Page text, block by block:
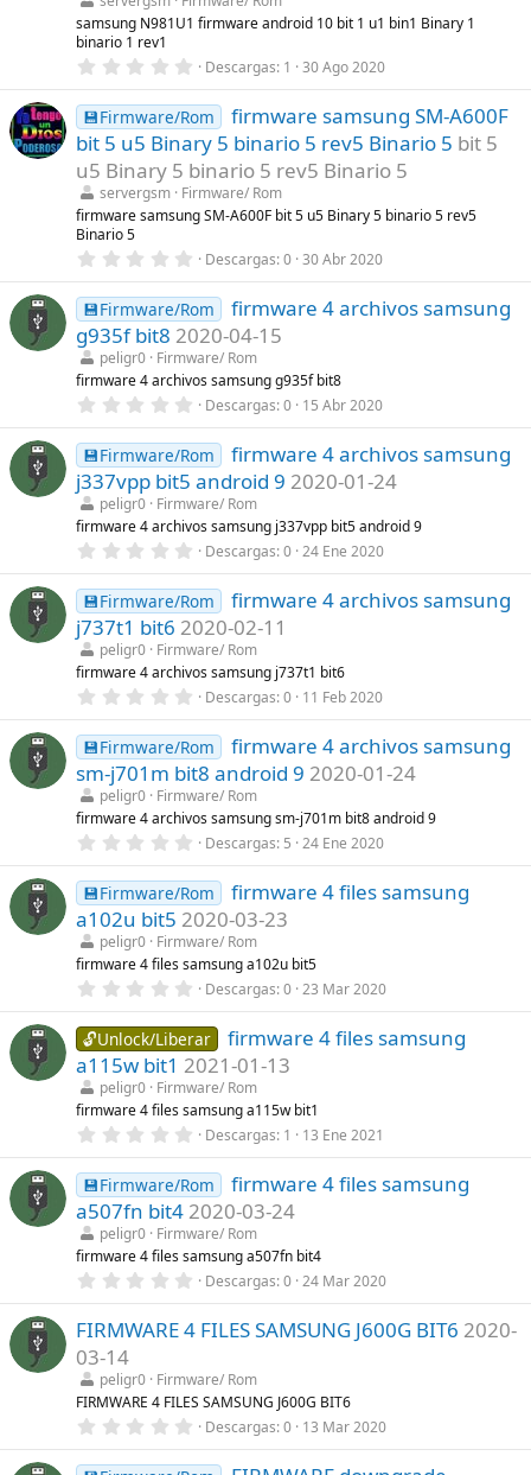
e
s
)
samsung N981U1 firmware android 10 bit 1 u1 bin1 Binary 1
binario 1 rev1
0
0
0
e
s
t
r
e
l
l
s
)
Descargas 1 30 Ago 2020
💾Firmware/Rom
firmware samsung SM-A600F
bit 5 u5 Binary 5 binario 5 rev5 Binario 5 bit 5
u5 Binary 5 binario 5 rev5 Binario 5
servergsm Firmware/ Rom
firmware samsung SM-A600F bit 5 u5 Binary 5 binario 5 rev5
Binario 5
0
0
0
e
s
t
r
e
l
a
(
s
)
Descargas 0 30 Abr 2020
💾Firmware/Rom
firmware 4 archivos samsung
g935f bit8 2020-04-15
peligr0 Firmware/ Rom
firmware 4 archivos samsung g935f bit8
0
0
0
e
s
t
r
e
l
a
(
s
)
Descargas 0 15 Abr 2020
💾Firmware/Rom
firmware 4 archivos samsung
j337vpp bit5 android 9 2020-01-24
peligr0 Firmware/ Rom
firmware 4 archivos samsung j337vpp bit5 android 9
0
0
0
e
s
t
r
e
l
a
(
s
)
Descargas 0 24 Ene 2020
💾Firmware/Rom
firmware 4 archivos samsung
j737t1 bit6 2020-02-11
peligr0 Firmware/ Rom
firmware 4 archivos samsung j737t1 bit6
0
0
0
e
s
t
r
e
l
a
(
s
)
Descargas 0 11 Feb 2020
💾Firmware/Rom
firmware 4 archivos samsung
sm-j701m bit8 android 9 2020-01-24
peligr0 Firmware/ Rom
firmware 4 archivos samsung sm-j701m bit8 android 9
0
0
0
e
s
t
r
e
l
a
(
s
)
Descargas 5 24 Ene 2020
💾Firmware/Rom
firmware 4 files samsung
a102u bit5 2020-03-23
peligr0 Firmware/ Rom
firmware 4 files samsung a102u bit5
0
0
0
e
s
t
r
e
l
a
(
s
)
Descargas 0 23 Mar 2020
🔓Unlock/Liberar
firmware 4 files samsung
a115w bit1 2021-01-13
peligr0 Firmware/ Rom
firmware 4 files samsung a115w bit1
0
0
0
e
s
t
r
e
l
(
Descargas 1 13 Ene 2021
💾Firmware/Rom
firmware 4 files samsung
a507fn bit4 2020-03-24
peligr0 Firmware/ Rom
firmware 4 files samsung a507fn bit4
0
0
0
e
t
r
e
l
a
Descargas 0 24 Mar 2020
FIRMWARE 4 FILES SAMSUNG J600G BIT6 2020-
03-14
peligr0 Firmware/ Rom
FIRMWARE 4 FILES SAMSUNG J600G BIT6
0
0
Descargas 0 13 Mar 2020